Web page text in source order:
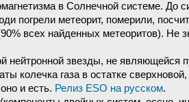
в Солнечной системе. До
погрели метеорит, померили,
всех найденных метеоритов).
нейтронной звезды, не
колечка газа в остатке
и есть. Релиз ESO на русском.